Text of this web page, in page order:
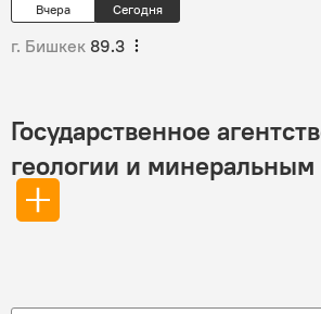
Вчера Сегодня
г. Бишкек 89.3
Государственное
геологии и минеральным